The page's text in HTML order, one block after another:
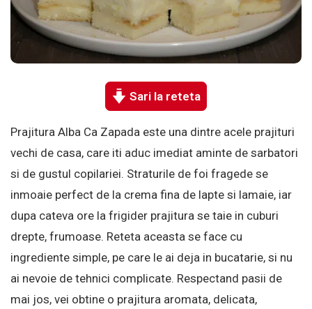
Sari la reteta
Prajitura Alba Ca Zapada este una dintre acele prajituri
vechi de casa, care iti aduc imediat aminte de sarbatori
si de gustul copilariei. Straturile de foi fragede se
inmoaie perfect de la crema fina de lapte si lamaie, iar
dupa cateva ore la frigider prajitura se taie in cuburi
drepte, frumoase. Reteta aceasta se face cu
ingrediente simple, pe care le ai deja in bucatarie, si nu
ai nevoie de tehnici complicate. Respectand pasii de
mai jos, vei obtine o prajitura aromata, delicata,